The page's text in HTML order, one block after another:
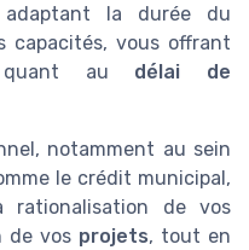
la durée du
capacités, vous offrant
quant au délai de
notamment au sein
le crédit municipal,
de vos
de vos projets, tout en